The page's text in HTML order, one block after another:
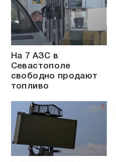
На 7 АЗС в
Севастополе
свободно продают
топливо